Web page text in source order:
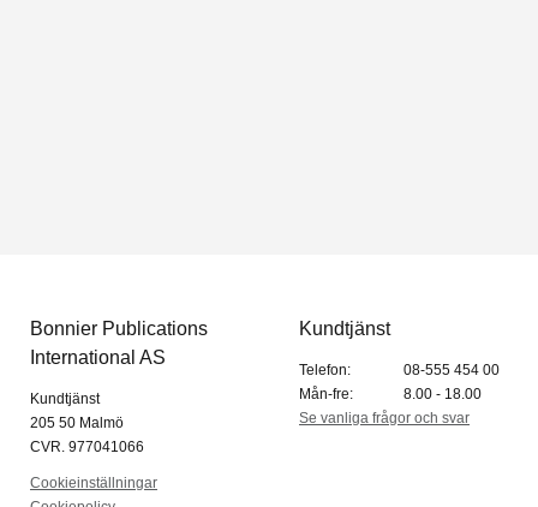
Bonnier Publications
International AS
Kundtjänst
205 50 Malmö
CVR. 977041066
Cookieinställningar
Kundtjänst
Telefon:
Mån-fre:
08-555 454 00
8.00 - 18.00
Se vanliga frågor och svar